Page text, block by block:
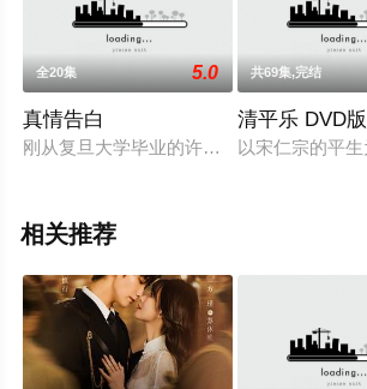
全20集 5.0
真情告白
刚从复旦大学毕业的许诺（瞿颖 饰）好不
共69集,完结
清平乐 DVD版
以宋仁宗的平
相关推荐